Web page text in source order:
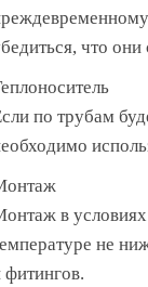
что они
по трубам
в условиях
не
фитингов.